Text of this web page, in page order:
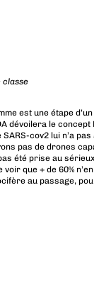
classe
est une étape
dévoilera le
SARS-cov2 lui n’a
pas de drones
été prise au
voir que + de 60%
au passage,